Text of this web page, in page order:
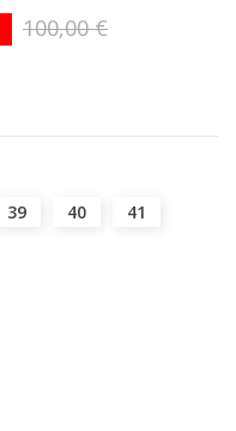
100,00 €
39 40
41